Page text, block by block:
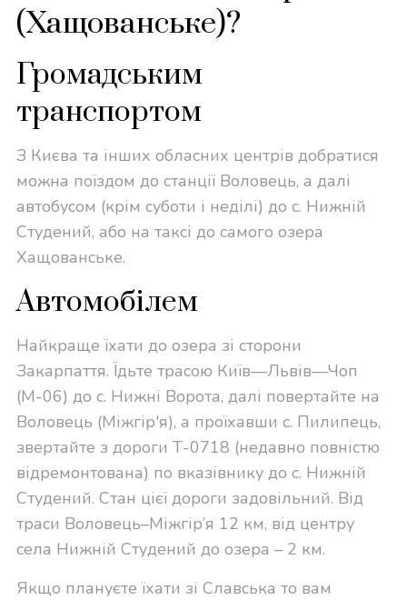
(Хащованське)?
Громадським
транспортом
З Києва та інших обласних центрів добратися
можна поїздом до станції Воловець, а далі
автобусом (крім суботи і неділі) до с. Нижній
Студений, або на таксі до самого озера
Хащованське.
Автомобілем
Найкраще їхати до озера зі сторони
Закарпаття. Їдьте трасою Київ—Львів—Чоп
(М-06) до с. Нижні Ворота, далі повертайте на
Воловець (Міжгір'я), а проїхавши с. Пилипець,
звертайте з дороги Т-0718 (недавно повністю
відремонтована) по вказівнику до с. Нижній
Студений. Стан цієї дороги задовільний. Від
траси Воловець–Міжгір’я 12 км, від центру
села Нижній Студений до озера – 2 км.
Якщо плануєте їхати зі Славська то вам